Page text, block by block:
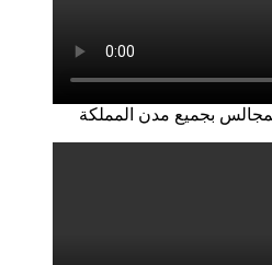
بجميع مدن المملكة